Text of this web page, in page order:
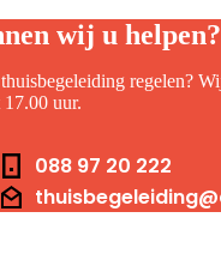
wij u helpen?
regelen?
uur.
088 97 20 222